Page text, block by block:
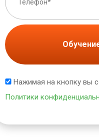
Нажимая на кнопку вы
Политики